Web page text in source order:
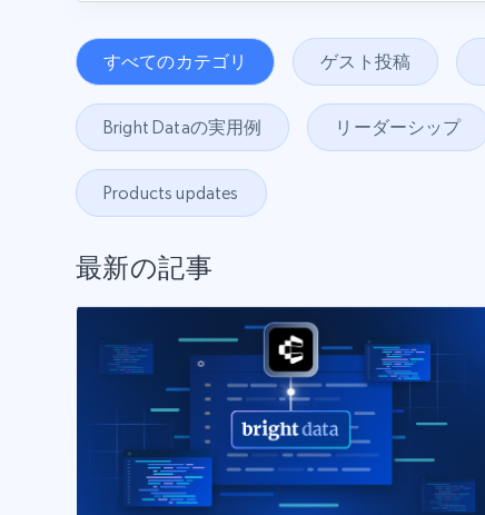
すべてのカテゴリ ゲスト投稿
Bright Dataの実用例 リーダーシップ
Products updates
最新の記事